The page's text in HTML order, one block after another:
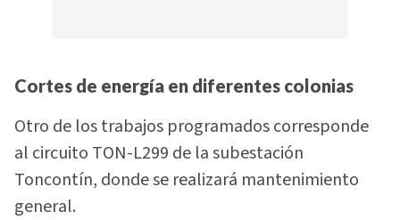
Cortes de energía en diferentes colonias
Otro de los trabajos programados corresponde
al circuito TON-L299 de la subestación
Toncontín, donde se realizará mantenimiento
general.